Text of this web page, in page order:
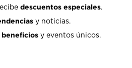
descuentos especiales.
y noticias.
beneficios y eventos únicos.